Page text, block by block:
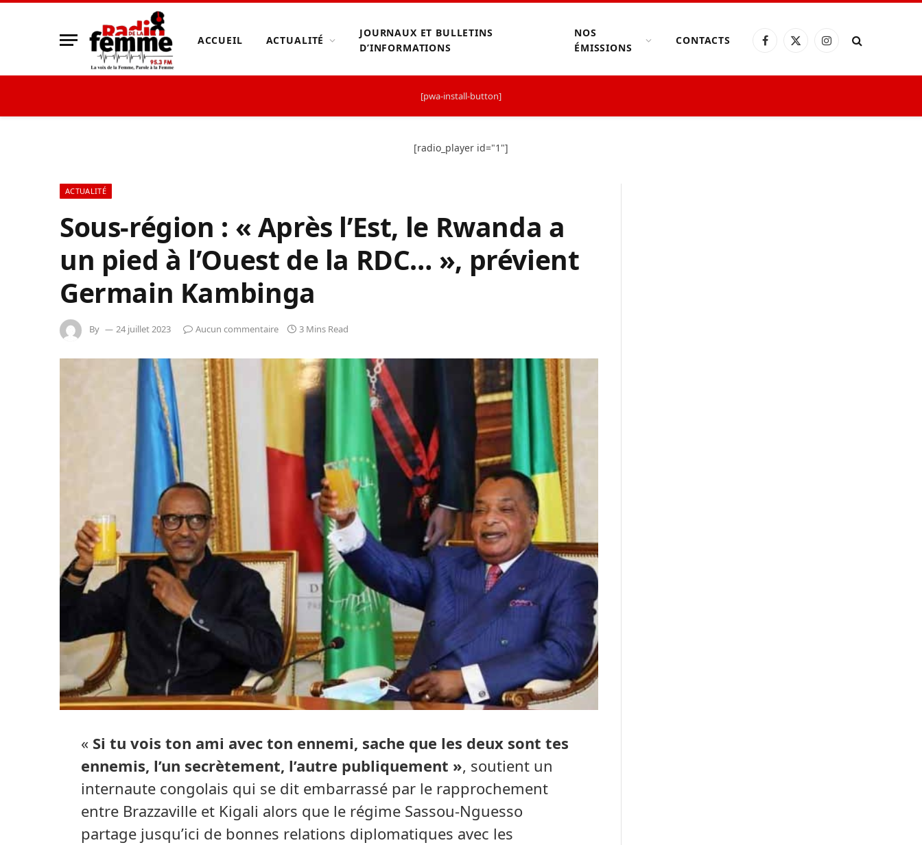
ACCUEIL ACTUALITÉ
JOURNAUX ET BULLETINS
D’INFORMATIONS
NOS
ÉMISSIONS
CONTACTS Facebook
X
Instagram
[pwa-install-button]
[radio_player id="1"]
ACTUALITÉ
Sous-région : « Après l’Est, le Rwanda a
un pied à l’Ouest de la RDC… », prévient
Germain Kambinga
By 24 juillet 2023 Aucun commentaire 3 Mins Read
« Si tu vois ton ami avec ton ennemi, sache que les deux sont tes
ennemis, l’un secrètement, l’autre publiquement », soutient un
internaute congolais qui se dit embarrassé par le rapprochement
entre Brazzaville et Kigali alors que le régime Sassou-Nguesso
partage jusqu’ici de bonnes relations diplomatiques avec les